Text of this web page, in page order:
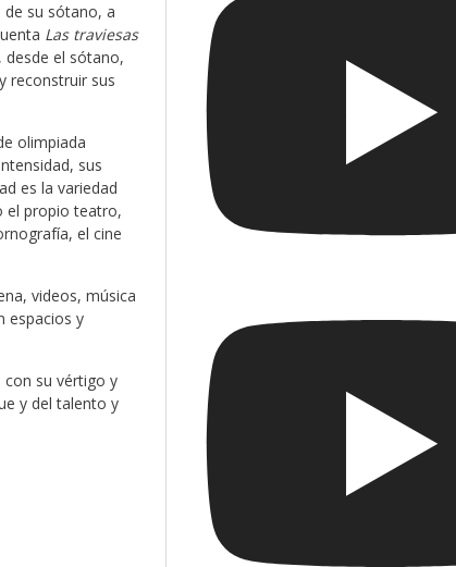
de su sótano, a
Las traviesas
desde el sótano,
reconstruir sus
olimpiada
sus
es la variedad
el propio teatro,
el cine
videos, música
espacios y
su vértigo y
y del talento y